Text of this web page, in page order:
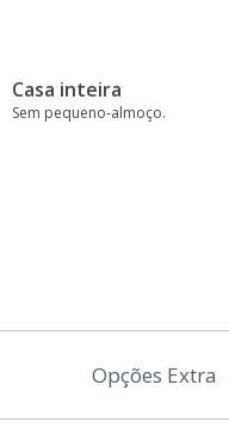
Casa inteira
Sem pequeno-almoço.
Opções Extra